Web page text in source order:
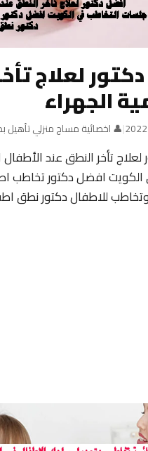
لعلاج
الجهراء
|👤 اخصائية مساج منزلي تأهيل
تأخر النطق عند
الكويت افضل دكتور تخاطب
للاطفال دكتور نطق